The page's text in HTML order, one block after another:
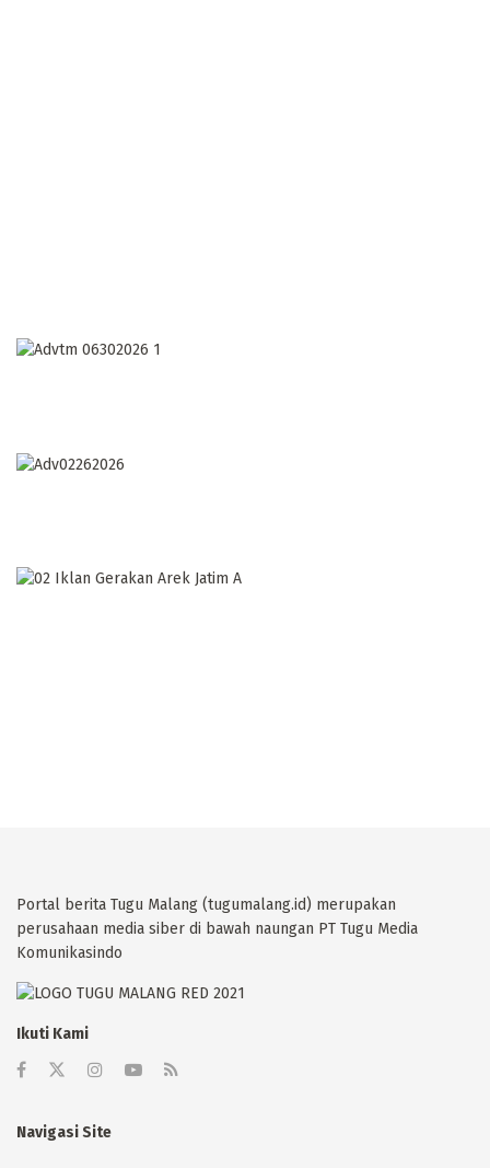
Portal berita Tugu Malang (tugumalang.id) merupakan
perusahaan media siber di bawah naungan PT Tugu Media
Komunikasindo
Ikuti Kami
Navigasi Site